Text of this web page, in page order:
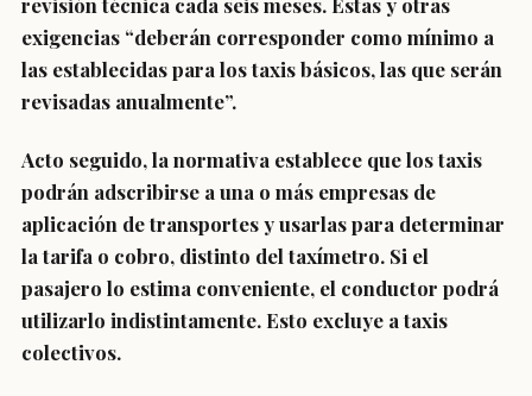
exigencias “deberán corresponder como mínimo a
las establecidas para los taxis básicos, las que serán
revisadas anualmente”.
Acto seguido, la normativa establece quelos taxis
podrán adscribirse a una o más empresas de
aplicación de transportes y usarlas para determinar
la tarifa o cobro, distinto del taxímetro. Si el
pasajero lo estima conveniente, el conductor podrá
utilizarlo indistintamente. Esto excluye a taxis
colectivos.